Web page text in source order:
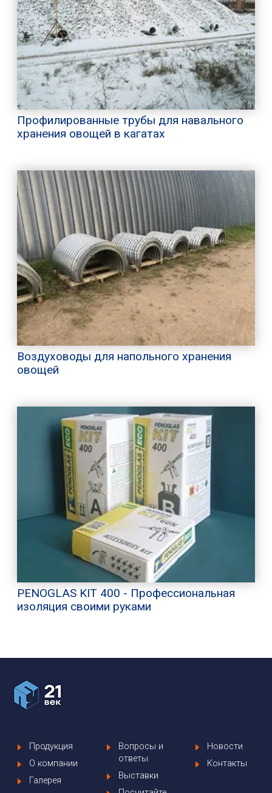
Профилированные трубы для навального
хранения овощей в кагатах
Воздуховоды для напольного хранения
овощей
PENOGLAS KIT 400 - Профессиональная
изоляция своими руками
Продукция
О компании
Галерея
Вопросы и
ответы
Выставки
Новости
Контакты